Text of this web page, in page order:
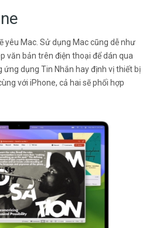
yêu Mac. Sử dụng Mac cũng dễ như
văn bản trên điện thoại để dán qua
ứng dụng Tin Nhắn hay định vị thiết bị
với iPhone, cả hai sẽ phối hợp